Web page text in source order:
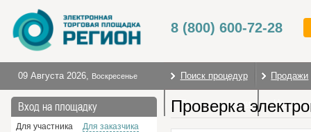
8 (800) 600-72-28
09 Августа 2026, Воскресенье Поиск процедур Продажи
Торговые секции На
Вход на площадку
Для участника Для заказчика
Проверка